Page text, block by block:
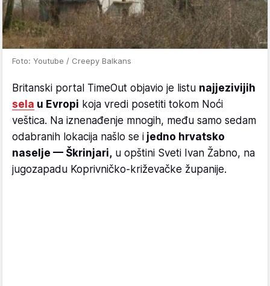
Foto: Youtube / Creepy Balkans
Britanski portal TimeOut objavio je listu najjezivijih
sela u Evropi koja vredi posetiti tokom Noći
veštica. Na iznenađenje mnogih, među samo sedam
odabranih lokacija našlo se i jedno hrvatsko
naselje — Škrinjari, u opštini Sveti Ivan Žabno, na
jugozapadu Koprivničko-križevačke županije.